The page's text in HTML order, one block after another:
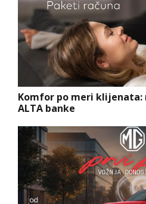
Komfor po meri
ALTA banke